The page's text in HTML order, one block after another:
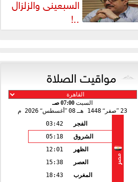
السبعينى والزلزال
..!
مواقيت الصلاة
السبت 07:00 صـ
23 صفر 1448 هـ 08 أغسطس 2026 م
مصر
الفجر
03:42
الشروق
05:18
الظهر
12:01
العصر
15:38
المغرب
18:43